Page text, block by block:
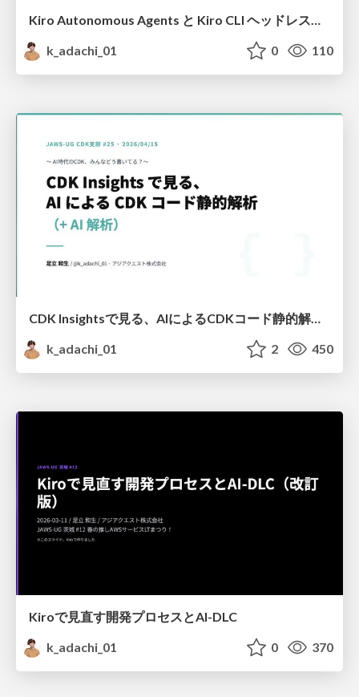
k_adachi_01
0 110
CDK Insightsで見る、AIによるCDKコード静的解析(+AI解析)
k_adachi_01
2 450
Kiroで見直す開発プロセスとAI-DLC
k_adachi_01
0 370